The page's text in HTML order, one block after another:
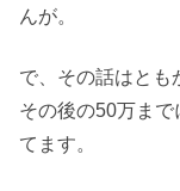
んが。
で、その話はとも
その後の50万ま
てます。